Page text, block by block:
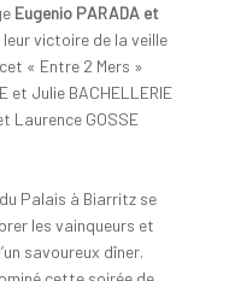
Eugenio PARADA et
victoire de la veille
« Entre 2 Mers »
et Julie BACHELLERIE
Laurence GOSSE
Palais à Biarritz se
les vainqueurs et
savoureux dîner.